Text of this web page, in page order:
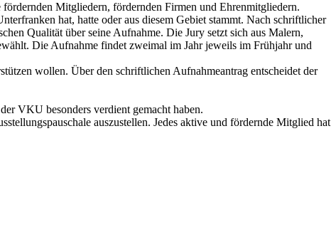
Mitgliedern, fördernden Firmen und Ehrenmitgliedern.
hat, hatte oder aus diesem Gebiet stammt. Nach schriftlicher
Qualität über seine Aufnahme. Die Jury setzt sich aus Malern,
Die Aufnahme findet zweimal im Jahr jeweils im Frühjahr und
wollen. Über den schriftlichen Aufnahmeantrag entscheidet der
VKU besonders verdient gemacht haben.
auszustellen. Jedes aktive und fördernde Mitglied hat